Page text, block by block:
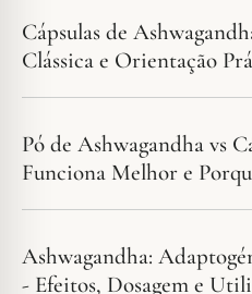
Cápsulas de
Clássica e Orientação
Pó de Ashwagandha vs
Funciona Melhor e
Ashwagandha:
- Efeitos, Dosagem e